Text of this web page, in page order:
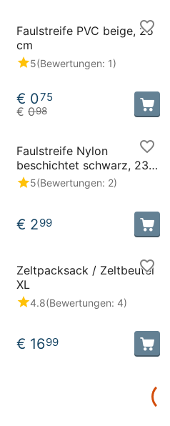
Faulstreife PVC beige, 25
cm
5(Bewertungen: 1)
€ 075
€ 098
Faulstreife Nylon
beschichtet schwarz, 23
cm5(Bewertungen: 2)
€ 299
Zeltpacksack / Zeltbeutel
XL
4.8(Bewertungen: 4)
€ 1699